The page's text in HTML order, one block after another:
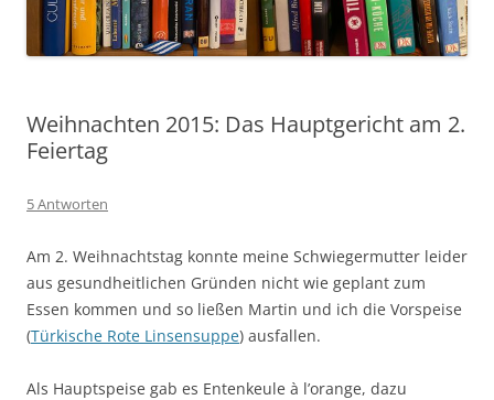
Weihnachten 2015: Das Hauptgericht am 2.
Feiertag
5 Antworten
Am 2. Weihnachtstag konnte meine Schwiegermutter leider
aus gesundheitlichen Gründen nicht wie geplant zum
Essen kommen und so ließen Martin und ich die Vorspeise
(Türkische Rote Linsensuppe) ausfallen.
Als Hauptspeise gab es Entenkeule à l’orange, dazu